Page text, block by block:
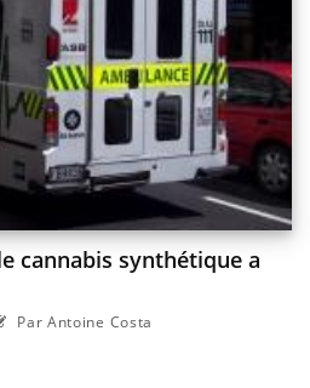
cannabis synthétique a
Par Antoine Costa